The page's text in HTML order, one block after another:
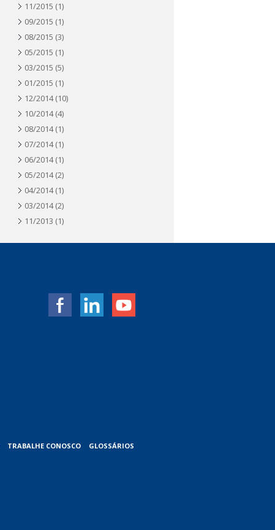
11/2015 (1)
09/2015 (1)
08/2015 (3)
05/2015 (1)
03/2015 (5)
01/2015 (1)
12/2014(10)
10/2014(4)
08/2014(1)
07/2014(1)
06/2014(1)
05/2014(2)
04/2014(1)
03/2014(2)
11/2013 (1)
TRABALHE CONOSCO GLOSSÁRIOS